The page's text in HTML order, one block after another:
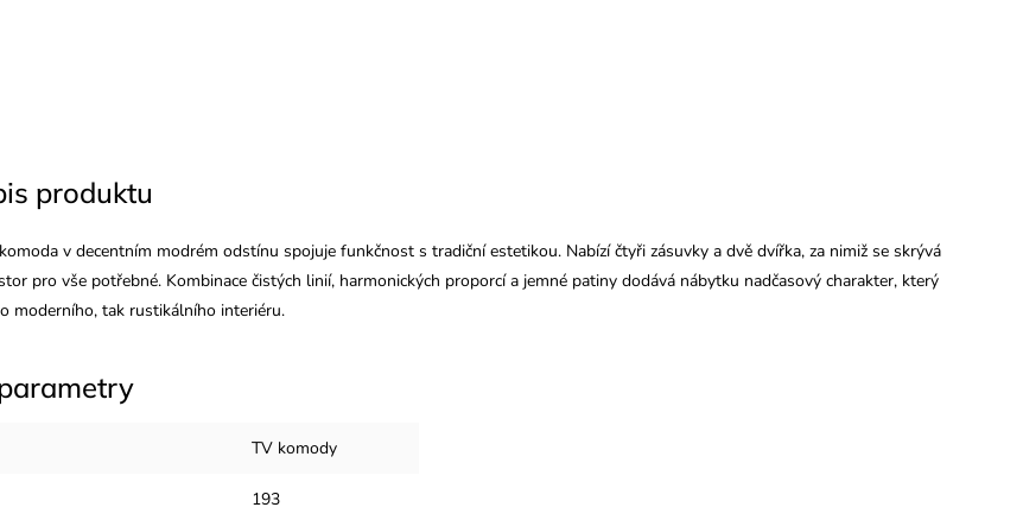
produktu
v decentním modrém odstínu spojuje funkčnost s tradiční estetikou. Nabízí čtyři zásuvky a dvě dvířka, za nimiž se skrývá
pro vše potřebné. Kombinace čistých linií, harmonických proporcí a jemné patiny dodává nábytku nadčasový charakter, který
moderního, tak rustikálního interiéru.
TV komody
193